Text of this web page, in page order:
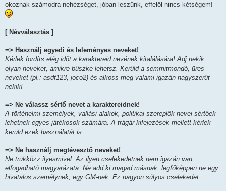
okoznak számodra nehézséget, jóban leszünk, effelől nincs kétségem!
[ Névválasztás ]
=> Használj egyedi és leleményes neveket!
Kérlek fordíts elég időt a karaktereid nevének kitalálására! Adj nekik
olyan neveket, amikre büszke lehetsz. Kerüld a semmitmondó, üres
neveket (pl.: asdf123, joco2) és alkoss meg valami igazán nagyszerűt
nekik!
=> Ne válassz sértő nevet a karaktereidnek!
A történelmi személyek, vallási alakok, politikai szereplők nevei sértőek
lehetnek egyes játékosok számára. A trágár kifejezések mellett kérlek
kerüld ezek használatát is.
=> Ne használj megtévesztő neveket!
Ne trükközz ilyesmivel. Az ilyen cselekedetnek nem igazán van
elfogadható magyarázata. Ne add ki magad másnak, legfőképpen ne egy
hivatalos személynek, egy GM-nek. Ez nagyon súlyos cselekedet.